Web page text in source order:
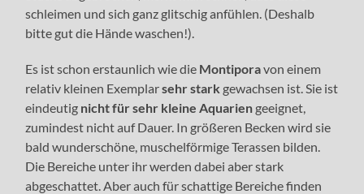
schleimen und sich ganz glitschig anfühlen. (Deshalb
bitte gut die Hände waschen!).
Es ist schon erstaunlich wie die Montiporavon einem
relativ kleinen Exemplarsehr stark gewachsen ist. Sie ist
eindeutig nicht für sehr kleine Aquarien geeignet,
zumindest nicht auf Dauer. In größeren Becken wird sie
bald wunderschöne, muschelförmige Terassen bilden.
Die Bereiche unter ihr werden dabei aber stark
abgeschattet. Aber auch für schattige Bereiche finden